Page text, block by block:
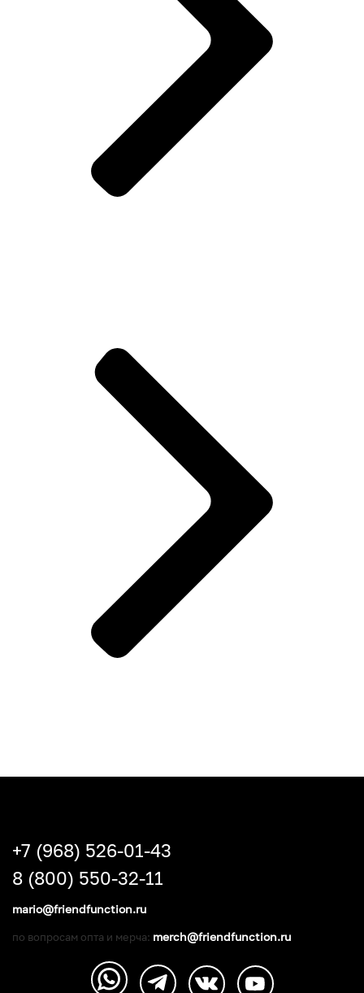
+7 (968) 526-01-43
8 (800) 550-32-11
mario@friendfunction.ru
по вопросам опта и мерча: merch@friendfunction.ru